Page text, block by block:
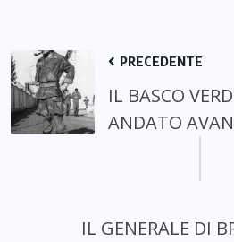
PRECEDENTE
IL BASCO
ANDATO
IL GENERALE DI